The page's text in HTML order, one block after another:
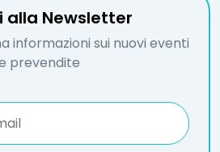
alla Newsletter
informazioni sui nuovi eventi
prevendite